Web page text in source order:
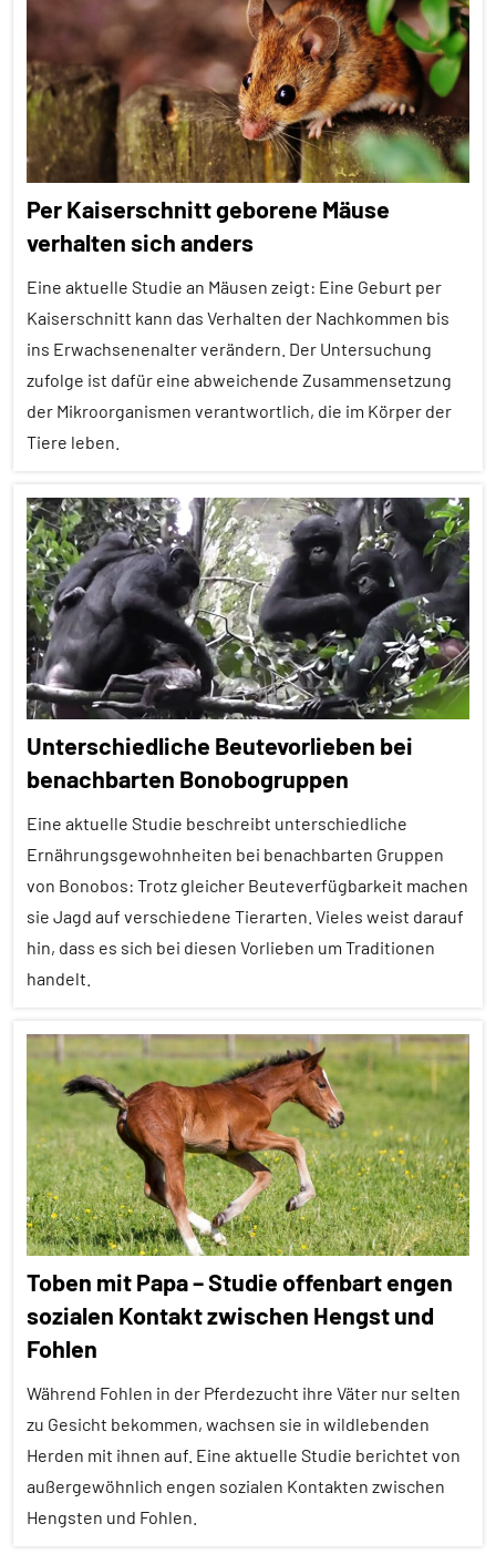
Organisation
Sozialverhalten
Verwandtschaft
Wirbeltiere
Alle
Artikel
Alle
Themen
Alle
Tiergruppen
Altern
aktuell
Migration
Säugetiere
Sozialverhalten
Wirbeltiere
Per Kaiserschnitt geborene Mäuse
verhalten sich anders
Eine aktuelle Studie an Mäusen zeigt: Eine Geburt per
Kaiserschnitt kann das Verhalten der Nachkommen bis
ins Erwachsenenalter verändern. Der Untersuchung
zufolge ist dafür eine abweichende Zusammensetzung
der Mikroorganismen verantwortlich, die im Körper der
Tiere leben.
Alle
Artikel
Alle
Themen
Alle
Tiergruppen
Biomedizin
Erfahrungen
aktuell
Fortpflanzung
Mikrobiom
Säugetiere
Sozialverhalten
Wirbeltiere
Unterschiedliche Beutevorlieben bei
benachbarten Bonobogruppen
Eine aktuelle Studie beschreibt unterschiedliche
Ernährungsgewohnheiten bei benachbarten Gruppen
von Bonobos: Trotz gleicher Beuteverfügbarkeit machen
sie Jagd auf verschiedene Tierarten. Vieles weist darauf
hin, dass es sich bei diesen Vorlieben um Traditionen
handelt.
Alle
Artikel
Alle
Themen
Alle
Tiergruppen
Erfahrungen
Ernährung
aktuell
Lernen
und
Kognition
Säugetiere
Toben mit Papa – Studie offenbart engen
sozialen Kontakt zwischen Hengst und
Fohlen
Während Fohlen in der Pferdezucht ihre Väter nur selten
zu Gesicht bekommen, wachsen sie in wildlebenden
Herden mit ihnen auf. Eine aktuelle Studie berichtet von
außergewöhnlich engen sozialen Kontakten zwischen
Hengsten und Fohlen.